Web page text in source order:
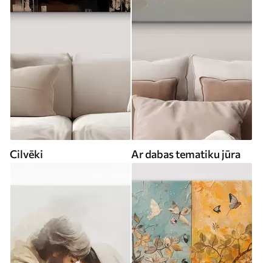
Cilvēki Ar dabas tematiku jūra